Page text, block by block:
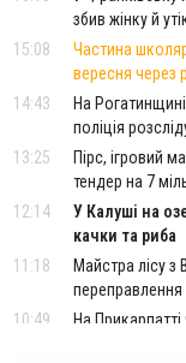
збив жінку й
15:08
Частина
вересня через
14:43
На
поліція
13:25
Пірс, ігровий
тендер на 7
12:14
У Калуші на
качки та риба
11:18
Майстра лісу
переправлення
10:49
На